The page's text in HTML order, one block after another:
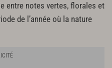
entre notes vertes, florales et
de l’année où la nature